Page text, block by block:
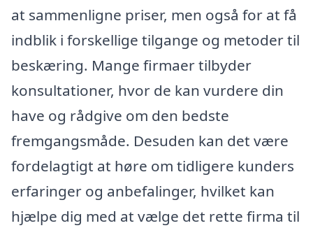
at sammenligne priser, men også for at få
indblik i forskellige tilgange og metoder til
beskæring. Mange firmaer tilbyder
konsultationer, hvor de kan vurdere din
have og rådgive om den bedste
fremgangsmåde. Desuden kan det være
fordelagtigt at høre om tidligere kunders
erfaringer og anbefalinger, hvilket kan
hjælpe dig med at vælge det rette firma til